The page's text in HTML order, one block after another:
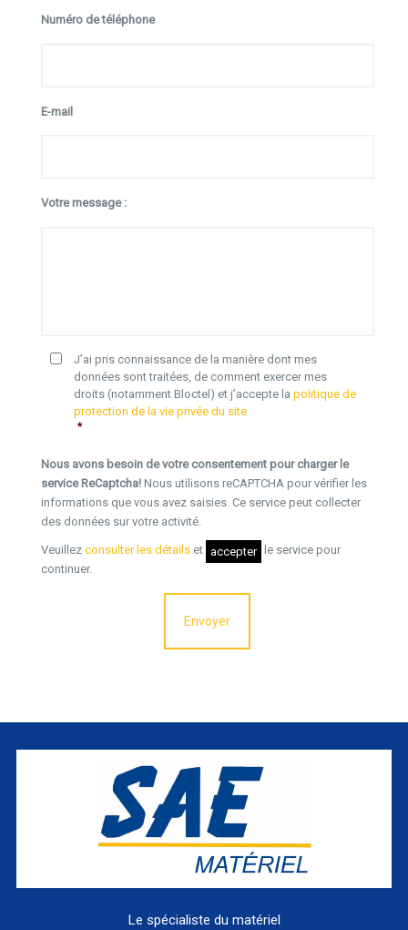
Numéro de téléphone
E-mail
Votre message :
J’ai pris connaissance de la manière dont mes
données sont traitées, de comment exercer mes
droits (notamment Bloctel) et j’accepte la politique de
protection de la vie privée du site
*
Nous avons besoin de votre consentement pour charger le
service ReCaptcha! Nous utilisons reCAPTCHA pour vérifier les
informations que vous avez saisies. Ce service peut collecter
des données sur votre activité.
Veuillez consulter les détails et accepter
le service pour
continuer.
Le spécialiste du matériel